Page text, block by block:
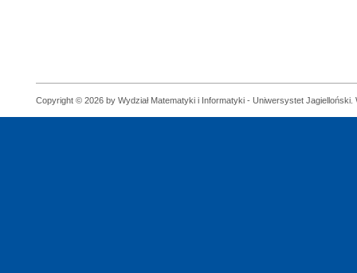
Copyright © 2026 by Wydział Matematyki i Informatyki - Uniwersystet